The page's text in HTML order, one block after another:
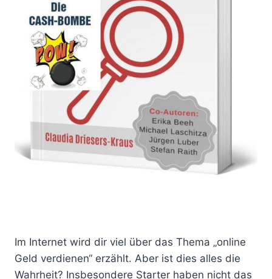
Im Internet wird dir viel über das Thema „online
Geld verdienen“ erzählt. Aber ist dies alles die
Wahrheit? Insbesondere Starter haben nicht das